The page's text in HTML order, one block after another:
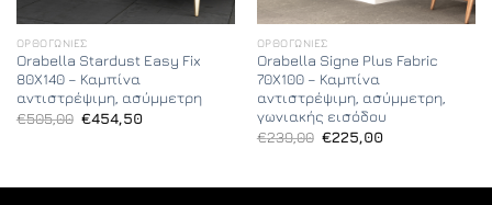
ΟΡΘΟΓΏΝΙΕΣ
Orabella Stardust Easy Fix
80X140 – Καμπίνα
αντιστρέψιμη, ασύμμετρη
€505,00 Original
€454,50Η
ΟΡΘΟΓΏΝΙΕΣ
Orabella Signe Plus Fabric
70X100 – Καμπίνα
αντιστρέψιμη, ασύμμετρη,
γωνιακής εισόδου
€239,00 Original
€225,00Η
€225,00.